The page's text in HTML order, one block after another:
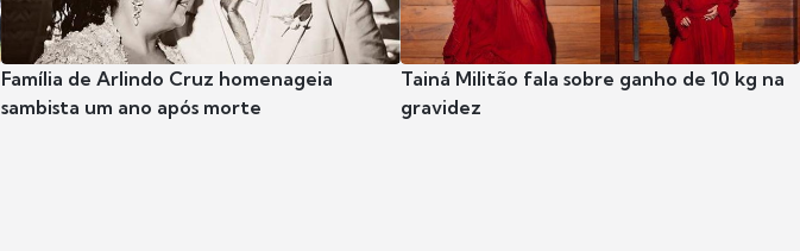
Família de Arlindo Cruz homenageia
sambista um ano após morte
Tainá Militão fala sobre ganho de 10 kg na
gravidez